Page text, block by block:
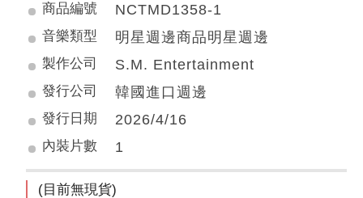
商品編號
NCTMD1358-1
音樂類型 明星週邊商品明星週邊
製作公司 S.M. Entertainment
發行公司 韓國進口週邊
發行日期 2026/4/16
內裝片數 1
(目前無現貨)